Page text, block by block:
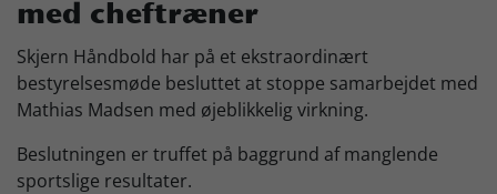
Skjern Bank Grand Prix
med cheftræner
Skjern Håndbold har på et ekstraordinært
bestyrelsesmøde besluttet at stoppe samarbejdet med
Mathias Madsen med øjeblikkelig virkning.
Beslutningen er truffet på baggrund af manglende
sportslige resultater.